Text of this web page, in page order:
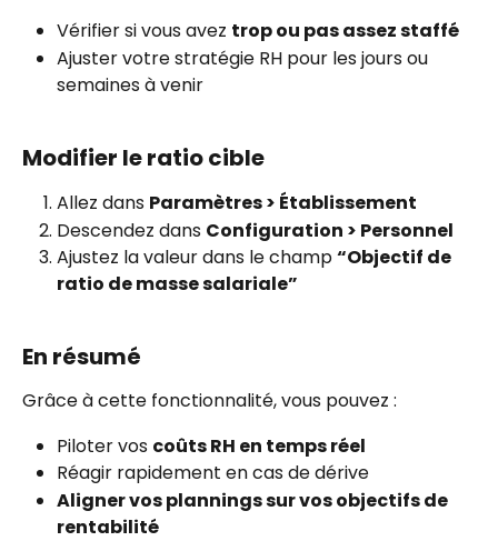
Vérifier si vous avez trop ou pas assez staffé
Ajuster votre stratégie RH pour les jours ou
semaines à venir
Modifier le ratio cible
Allez dans Paramètres > Établissement
Descendez dans Configuration > Personnel
Ajustez la valeur dans le champ “Objectif de
ratio de masse salariale”
En résumé
Grâce à cette fonctionnalité, vous pouvez :
Piloter vos coûts RH en temps réel
Réagir rapidement en cas de dérive
Aligner vos plannings sur vos objectifs de
rentabilité